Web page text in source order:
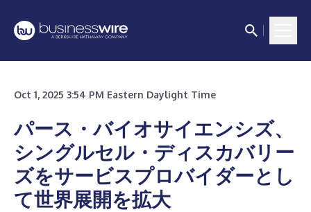
Oct 1, 2025 3:54 PM Eastern Daylight Time
パース・バイオサイエンシズ、
シングルセル・ディスカバリー
ズをサービスプロバイダーとし
て世界展開を拡大